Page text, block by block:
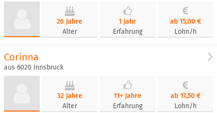
26 Jahre
Alter
1 Jahr
Erfahrung
ab 15,00 €
Lohn/h
Corinna
aus 6020 Innsbruck
32 Jahre
Alter
11+ Jahre
Erfahrung
ab 17,50 €
Lohn/h